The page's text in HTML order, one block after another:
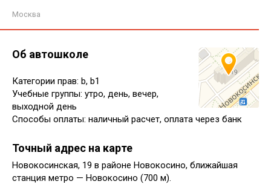
Москва
Об автошколе
Категории прав: b, b1
Учебные группы: утро, день, вечер,
выходной день
Способы оплаты: наличный расчет, оплата через банк
Точный адрес на карте
Новокосинская, 19 в районе Новокосино, ближайшая
станция метро — Новокосино (700 м).